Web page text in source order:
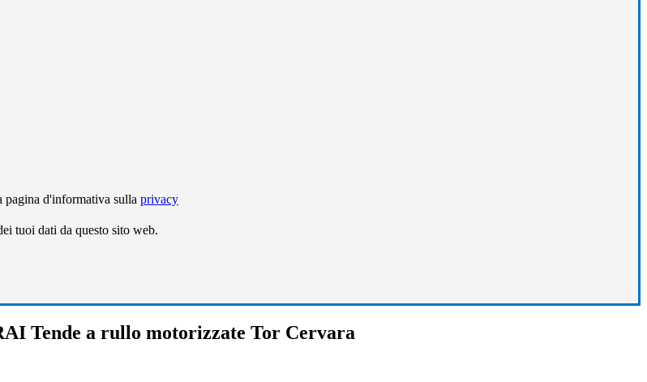
pagina d'informativa sulla privacy
tuoi dati da questo sito web.
Tende a rullo motorizzate Tor Cervara